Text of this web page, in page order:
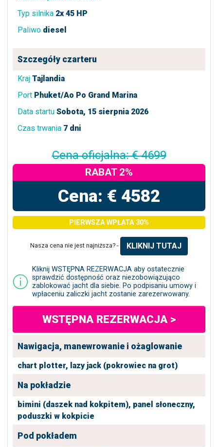
Typ silnika 2x 45 HP
Paliwo diesel
Szczegóły czarteru
Kraj Tajlandia
Port Phuket/Ao Po Grand Marina
Data startu Sobota, 15 sierpnia 2026
Czas trwania 7 dni
Cena oficjalna: € 4699
RABAT 2%
Cena: € 4582
PIERWSZA WPŁATA 30%
Nasza cena nie jest najniższa? - KLIKNIJ TUTAJ
Kliknij WSTĘPNA REZERWACJA aby ostatecznie
sprawdzić dostępność oraz niezobowiązująco
zablokować jacht dla siebie. Po podpisaniu umowy i
wpłaceniu zaliczki jacht zostanie zarezerwowany.
WSTĘPNA REZERWACJA >
Nawigacja, manewrowanie i ożaglowanie
chart plotter, lazy jack (pokrowiec na grot)
Na pokładzie
bimini (daszek nad kokpitem), panel słoneczny,
poduszki w kokpicie
Pod pokładem